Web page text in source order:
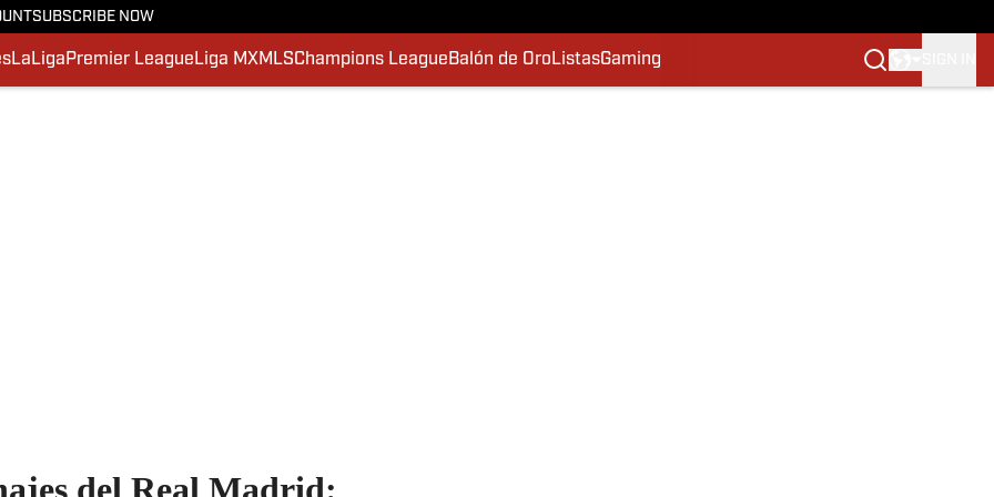
SUBSCRIBE NOW
LaLiga Premier League Liga MXMLSChampions League Balón de Oro ListasGaming